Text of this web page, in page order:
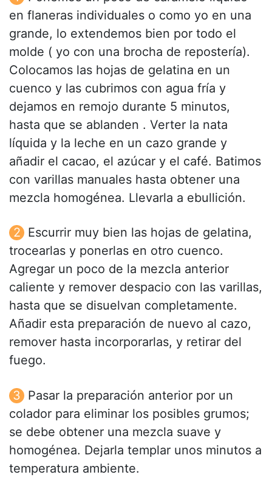
en flaneras individuales o como yo en una
grande, lo extendemos bien por todo el
molde ( yo con una brocha de repostería).
Colocamos las hojas de gelatina en un
cuenco y las cubrimos con agua fría y
dejamos en remojo durante 5 minutos,
hasta que se ablanden . Verter la nata
líquida y la leche en un cazo grande y
añadir el cacao, el azúcar y el café. Batimos
con varillas manuales hasta obtener una
mezcla homogénea. Llevarla a ebullición.
Escurrir muy bien las hojas de gelatina,
trocearlas y ponerlas en otro cuenco.
Agregar un poco de la mezcla anterior
caliente y remover despacio con las varillas,
hasta que se disuelvan completamente.
Añadir esta preparación de nuevo al cazo,
remover hasta incorporarlas, y retirar del
fuego.
Pasar la preparación anterior por un
colador para eliminar los posibles grumos;
se debe obtener una mezcla suave y
homogénea. Dejarla templar unos minutos a
temperatura ambiente.